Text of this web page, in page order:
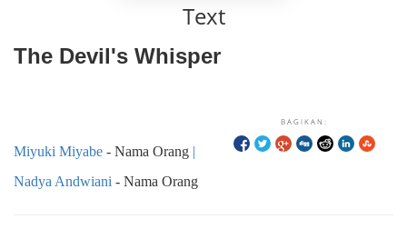
Text
The Devil's Whisper
BAGIKAN:
Miyuki Miyabe - Nama Orang
Nadya Andwiani - Nama Orang